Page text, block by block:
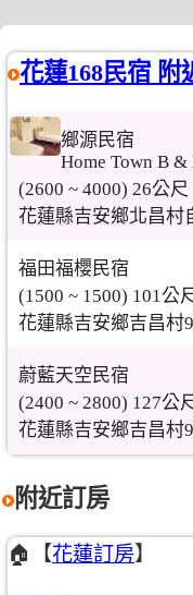
花蓮168民宿 附
鄉源民宿
Home Town B &
(2600 ~ 4000) 26公尺
花蓮縣吉安鄉北昌村
福田福櫻民宿
(1500 ~ 1500) 101公
花蓮縣吉安鄉吉昌村
蔚藍天空民宿
(2400 ~ 2800) 127公
花蓮縣吉安鄉吉昌村
附近訂房
🏠【花蓮訂房】